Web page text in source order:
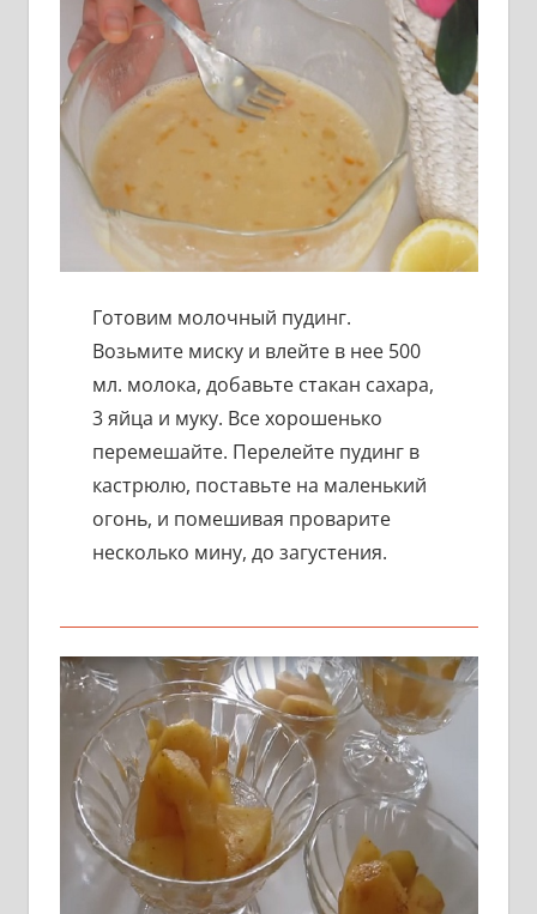
Готовим молочный пудинг.
Возьмите миску и влейте в нее 500
мл. молока, добавьте стакан сахара,
3 яйца и муку. Все хорошенько
перемешайте. Перелейте пудинг в
кастрюлю, поставьте на маленький
огонь, и помешивая проварите
несколько мину, до загустения.